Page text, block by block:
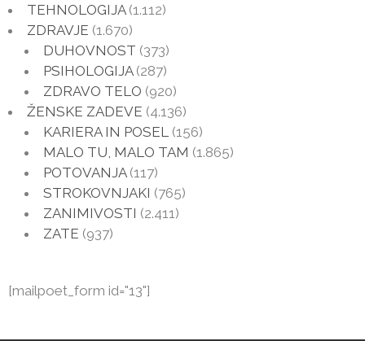
TEHNOLOGIJA(1.112)
ZDRAVJE (1.670)
DUHOVNOST (373)
PSIHOLOGIJA(287)
ZDRAVO TELO (920)
ŽENSKE ZADEVE (4.136)
KARIERA IN POSEL (156)
MALO TU, MALO TAM (1.865)
POTOVANJA(117)
STROKOVNJAKI (765)
ZANIMIVOSTI (2.411)
ZATE (937)
[mailpoet_form id="13"]